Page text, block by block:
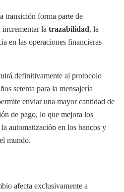
transición forma parte de
incrementar la trazabilidad, la
en las operaciones financieras
definitivamente al protocolo
setenta para la mensajería
enviar una mayor cantidad de
de pago, lo que mejora los
automatización en los bancos y
mundo.
afecta exclusivamente a